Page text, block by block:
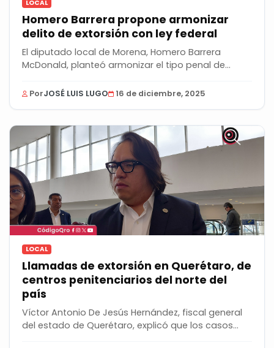
LOCAL
Homero Barrera propone armonizar
delito de extorsión con ley federal
El diputado local de Morena, Homero Barrera
McDonald, planteó armonizar el tipo penal de
PorJOSÉ LUIS LUGO 16 de diciembre, 2025
LOCAL
Llamadas de extorsión en Querétaro, de
centros penitenciarios del norte del
país
Víctor Antonio De Jesús Hernández, fiscal general
del estado de Querétaro, explicó que los casos